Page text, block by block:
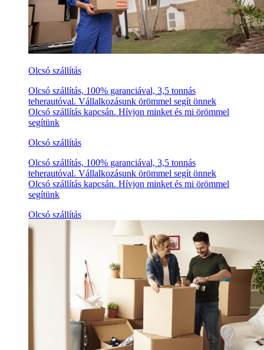
Olcsó szállítás
Olcsó szállítás, 100% garanciával, 3,5 tonnás
teherautóval. Vállalkozásunk örömmel segít önnek
Olcsó szállítás kapcsán. Hívjon minket és mi örömmel
segítünk
Olcsó szállítás
Olcsó szállítás, 100% garanciával, 3,5 tonnás
teherautóval. Vállalkozásunk örömmel segít önnek
Olcsó szállítás kapcsán. Hívjon minket és mi örömmel
segítünk
Olcsó szállítás